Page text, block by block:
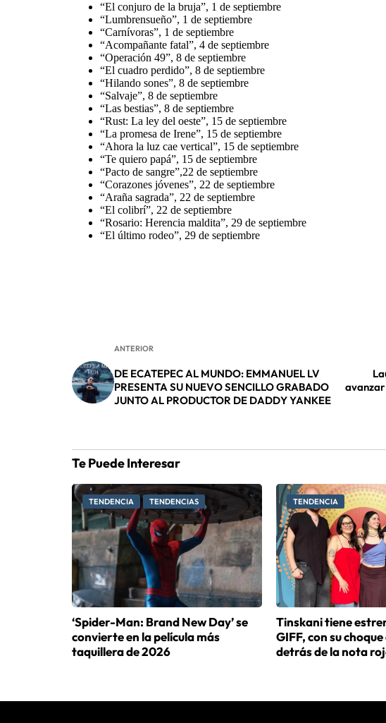
“El conjuro de la bruja”, 1 de septiembre
“Lumbrensueño”, 1 de septiembre
“Carnívoras”, 1 de septiembre
“Acompañante fatal”, 4 de septiembre
“Operación 49”, 8 de septiembre
“El cuadro perdido”, 8 de septiembre
“Hilando sones”, 8 de septiembre
“Salvaje”, 8 de septiembre
“Las bestias”, 8 de septiembre
“Rust: La ley del oeste”, 15 de septiembre
“La promesa de Irene”, 15 de septiembre
“Ahora la luz cae vertical”, 15 de septiembre
“Te quiero papá”, 15 de septiembre
“Pacto de sangre”,22 de septiembre
“Corazones jóvenes”, 22 de septiembre
“Araña sagrada”, 22 de septiembre
“El colibrí”, 22 de septiembre
“Rosario: Herencia maldita”, 29 de septiembre
“El último rodeo”, 29 de septiembre
ANTERIOR
DE ECATEPEC AL MUNDO: EMMANUEL LV
PRESENTA SU NUEVO SENCILLO GRABADO
JUNTO AL PRODUCTOR DE DADDY YANKEE
Te Puede Interesar
TENDENCIA TENDENCIAS
‘Spider-Man: Brand New Day’ se
convierte en la película más
taquillera de 2026
TENDENCIA
Tinskani tiene
GIFF, con su
detrás de la nota